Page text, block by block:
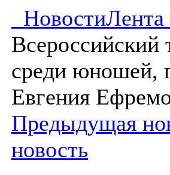
НовостиЛента
Всероссийский
среди юношей,
Евгения
Предыдущая
новость